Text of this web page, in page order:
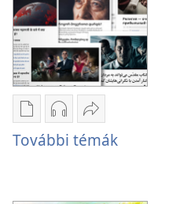
Kiadványok
letöltési
Hangfelvételek
letöltési
Megosztás
További
További témák